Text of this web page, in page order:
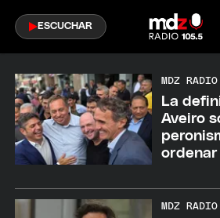
ESCUCHAR MERCEDES GÓMEZ
MDZ
La
Aveiro
MDZ